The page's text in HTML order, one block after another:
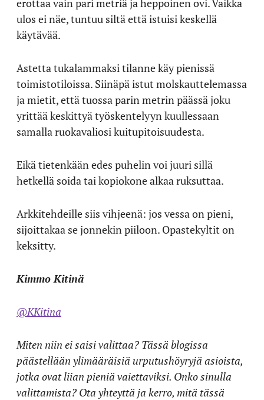
ulos ei näe, tuntuu siltä että istuisi keskellä
käytävää.
Astetta tukalammaksi tilanne käy pienissä
toimistotiloissa. Siinäpä istut molskauttelemassa
ja mietit, että tuossa parin metrin päässä joku
yrittää keskittyä työskentelyyn kuullessaan
samalla ruokavaliosi kuitupitoisuudesta.
Eikä tietenkään edes puhelin voi juuri sillä
hetkellä soida tai kopiokone alkaa ruksuttaa.
Arkkitehdeille siis vihjeenä: jos vessa on pieni,
sijoittakaa se jonnekin piiloon. Opastekyltit on
keksitty.
Kimmo Kitinä
@KKitina
Miten niin ei saisi valittaa? Tässä blogissa
päästellään ylimääräisiä urputushöyryjä asioista,
jotka ovat liian pieniä vaiettaviksi. Onko sinulla
valittamista? Ota yhteyttä ja kerro, mitä tässä